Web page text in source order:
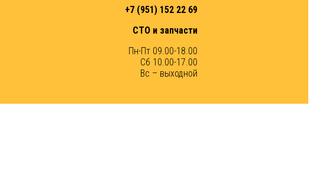
+7 (951) 152 22 69
СТО и запчасти
Пн-Пт 09.00-18.00
Сб 10.00-17.00
Вс – выходной